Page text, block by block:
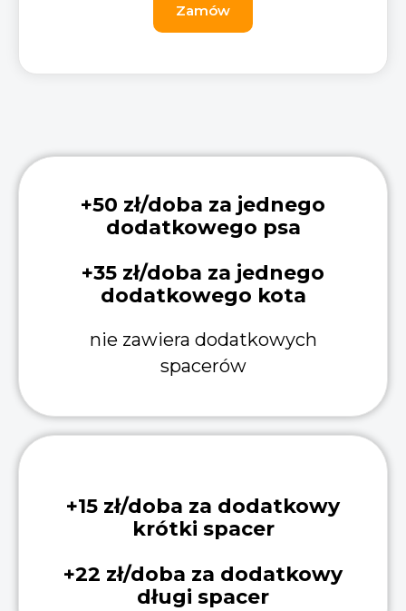
Zamów
+50 zł/doba za jednego
dodatkowego psa
+35 zł/doba za jednego
dodatkowego kota
nie zawiera dodatkowych
spacerów
+15 zł/doba za dodatkowy
krótki spacer
+22 zł/doba za dodatkowy
długi spacer